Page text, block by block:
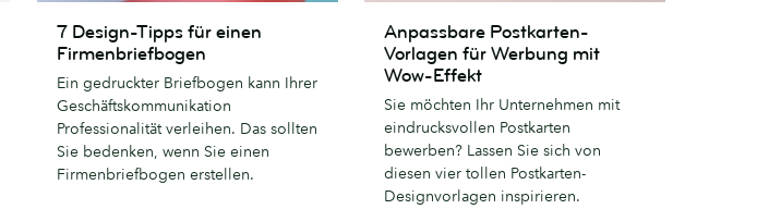
Design-
Tipps
einen
Firmenbriefbogen
7 Design-Tipps für einen
Firmenbriefbogen
Ein gedruckter Briefbogen kann Ihrer
Geschäftskommunikation
Professionalität verleihen. Das sollten
Sie bedenken, wenn Sie einen
Firmenbriefbogen erstellen.
Postkarten-
Vorlagen
Werbung
mit
Wow-
Effekt
Anpassbare Postkarten-
Vorlagen für Werbung mit
Wow-Effekt
Sie möchten Ihr Unternehmen mit
eindrucksvollen Postkarten
bewerben? Lassen Sie sich von
diesen vier tollen Postkarten-
Designvorlagen inspirieren.